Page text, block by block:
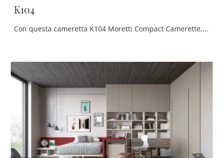
K104
Con questa cameretta K104 Moretti Compact Camerette, tra le soluzioni a ponte, potrai allestire stanze moderne per bambini.